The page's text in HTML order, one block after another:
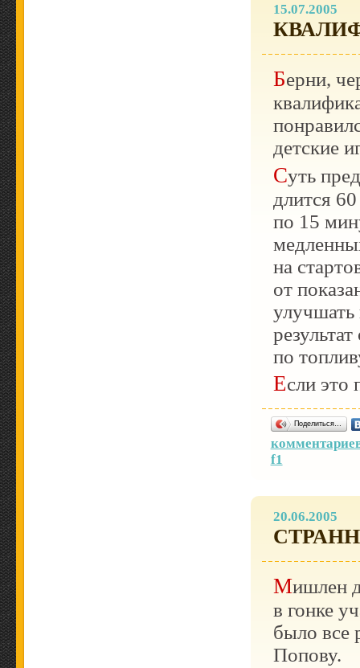
15.07.2005
Берни,
детские
Суть предложения в следующем. Квалификация
длится
по 15
на
от
по
Если
Поделиться…
f1
20.06.2005
Мишлен дочитерился! Однако, несмотря на то, что
в гонке
было все
Попову.